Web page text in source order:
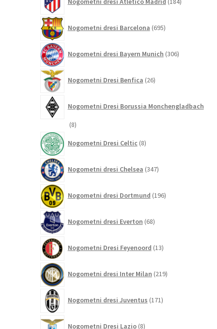
izdelkov
Nogometni dresi Barcelona 695izdelkov
Nogometni dresi Bayern Munich 306izdelkov
Nogometni Dresi Benfica 26izdelkov
Nogometni Dresi Borussia Monchengladbach
88
Nogometni Dresi Celtic 8izdelkov
Nogometni dresi Chelsea 347izdelkov
Nogometni dresi Dortmund 196izdelkov
Nogometni dresi Everton 68izdelkov
Nogometni Dresi Feyenoord 13izdelkov
Nogometni dresi Inter Milan 219izdelkov
Nogometni dresi Juventus 171izdelkov
Nogometni Dresi Lazio 8